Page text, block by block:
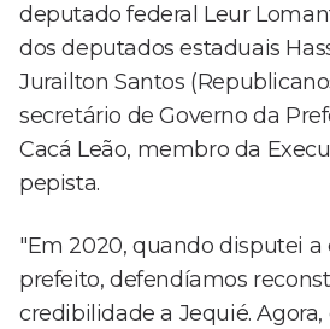
deputado federal Leur
dos deputados estaduais
Jurailton Santos
secretário de Governo da
Cacá Leão, membro da
pepista.
"Em 2020, quando disputei a
prefeito, defendíamos
credibilidade a Jequié.